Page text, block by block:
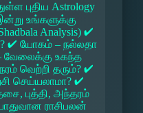
புதிய Astrology
உங்களுக்கு
Analysis) ✔
✔ யோகம் – நல்லதா
உகந்த
வெற்றி தரும்? ✔
செய்யலாமா? ✔
புத்தி, அந்தரம்
ராசிபலன்